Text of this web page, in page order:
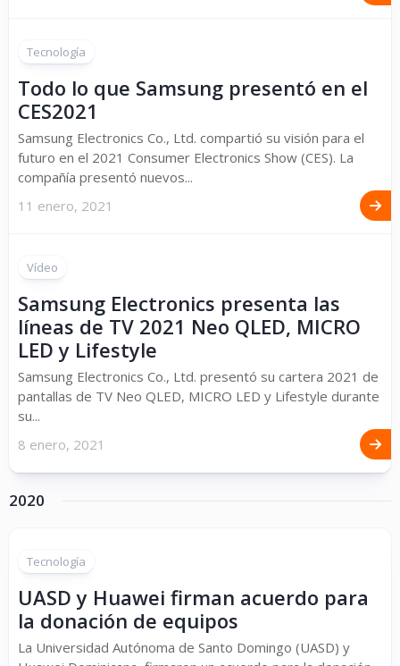
Tecnología
Todo lo que Samsung presentó en el
CES2021
Samsung Electronics Co., Ltd. compartió su visión para el
futuro en el 2021 Consumer Electronics Show (CES). La
compañía presentó nuevos...
11 enero, 2021
Vídeo
Samsung Electronics presenta las
líneas de TV 2021 Neo QLED, MICRO
LED y Lifestyle
Samsung Electronics Co., Ltd. presentó su cartera 2021 de
pantallas de TV Neo QLED, MICRO LED y Lifestyle durante
su...
8 enero, 2021
2020
Tecnología
UASD y Huawei firman acuerdo para
la donación de equipos
La Universidad Autónoma de Santo Domingo (UASD) y